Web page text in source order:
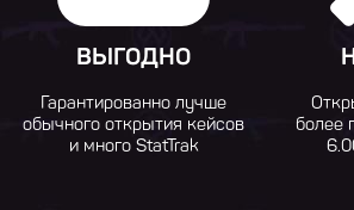
ВЫГОДНО
Гарантированно лучше
обычного открытия кейсов
и много StatTrak
более